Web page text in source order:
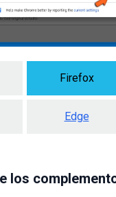
Firefox
Edge
los